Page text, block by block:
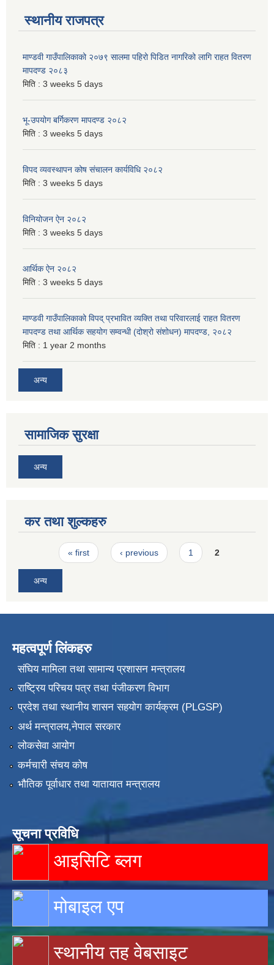
स्थानीय राजपत्र
माण्डवी गाउँपालिकाको २०७९ सालमा पहिरो पिडित नागरिको लागि राहत वितरण
मापदण्ड २०८३
मिति : 3 weeks 5 days
भू-उपयोग बर्गिकरण मापदण्ड २०८२
मिति : 3 weeks 5 days
विपद व्यवस्थापन कोष संचालन कार्यविधि २०८२
मिति : 3 weeks 5 days
विनियोजन ऐन २०८२
मिति : 3 weeks 5 days
आर्थिक ऐन २०८२
मिति : 3 weeks 5 days
माण्डवी गाउँपालिकाको विपद् प्रभावित व्यक्ति तथा परिवारलाई राहत वितरण
मापदण्ड तथा आर्थिक सहयोग सम्वन्धी (दोश्रो संशोधन) मापदण्ड, २०८२
मिति : 1 year 2 months
अन्य
सामाजिक सुरक्षा
अन्य
कर तथा शुल्कहरु
Pages« first ‹ previous 1 2
अन्य
महत्वपूर्ण लिंकहरु
संघिय मामिला तथा सामान्य प्रशासन मन्त्रालय
राष्ट्रिय परिचय पत्र तथा पंजीकरण विभाग
प्रदेश तथा स्थानीय शासन सहयोग कार्यक्रम (PLGSP)
अर्थ मन्त्रालय,नेपाल सरकार
लोकसेवा आयोग
कर्मचारी संचय कोष
भौतिक पूर्वाधार तथा यातायात मन्त्रालय
सूचना प्रविधि
आइसिटि ब्लग
मोबाइल एप
स्थानीय तह वेबसाइट